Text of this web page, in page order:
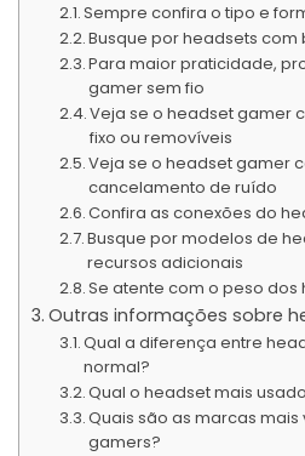
Sempre confira o tipo e
Busque por headsets
Para maior praticidade,
gamer sem fio
Veja se o headset gamer
fixo ou removíveis
Veja se o headset gamer
cancelamento de ruído
Confira as conexões do
Busque por modelos de
recursos adicionais
Se atente com o peso
Outras informações sobre
Qual a diferença entre
normal?
Qual o headset mais
Quais são as marcas
gamers?